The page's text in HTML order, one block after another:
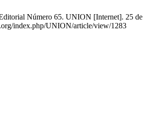
Número 65. UNION [Internet]. 25
index.php/UNION/article/view/1283